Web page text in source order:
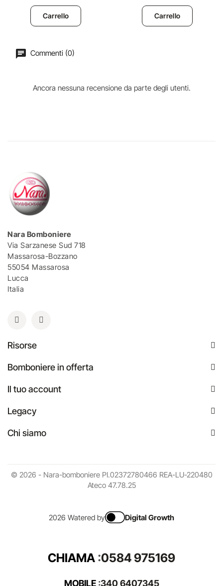
Carrello Carrello
Commenti (0)
Ancora nessuna recensione da parte degli utenti.
Nara Bomboniere
Via Sarzanese Sud 718
Massarosa-Bozzano
55054 Massarosa
Lucca
Italia
Risorse
Bomboniere in offerta
Il tuo account
Legacy
Chi siamo
© 2026 - Nara-bomboniere PI.02372780466 REA-LU-220480
Ateco 47.78.25
2026 Watered by Digital Growth
CHIAMA :0584 975169
MOBILE:340 6407345